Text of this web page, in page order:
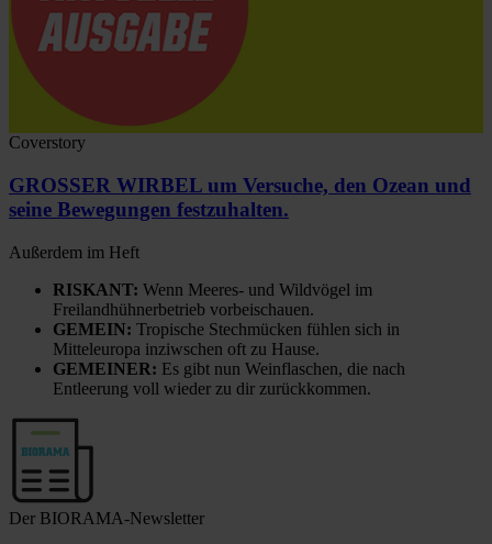
Coverstory
GROSSER WIRBEL um Versuche, den Ozean und
seine Bewegungen festzuhalten.
Außerdem im Heft
RISKANT: Wenn Meeres- und Wildvögel im
Freilandhühnerbetrieb vorbeischauen.
GEMEIN: Tropische Stechmücken fühlen sich in
Mitteleuropa inziwschen oft zu Hause.
GEMEINER: Es gibt nun Weinflaschen, die nach
Entleerung voll wieder zu dir zurückkommen.
Der BIORAMA-Newsletter